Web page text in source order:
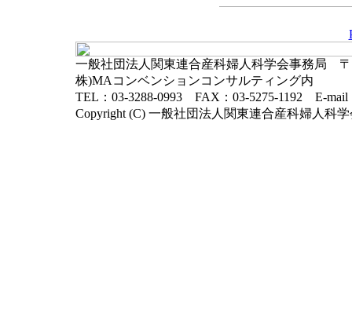
一般社団法人関東連合産科婦人科学会事務局 〒
株)MAコンベンションコンサルティング内
TEL：03-3288-0993 FAX：03-5275-1192 E-mail
Copyright (C) 一般社団法人関東連合産科婦人科